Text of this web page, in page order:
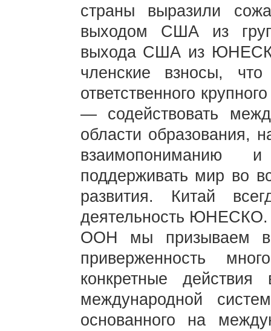
страны выразили
выходом США из
выхода США из
членские взносы, что
ответственного
— содействовать
области образования,
взаимопониманию
поддерживать мир во
развития. Китай
деятельность ЮНЕСКО.
ООН мы призываем
приверженность
конкретные действия
международной
основанного на